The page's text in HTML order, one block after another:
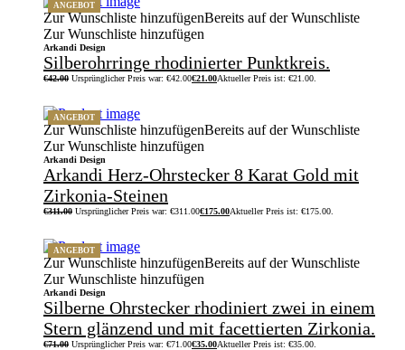
ANGEBOT
Zur Wunschliste hinzufügenBereits auf der Wunschliste
Zur Wunschliste hinzufügen
Arkandi Design
Silberohrringe rhodinierter Punktkreis.
€42.00 Ursprünglicher Preis war: €42.00€21.00Aktueller Preis ist: €21.00.
ANGEBOT
Zur Wunschliste hinzufügenBereits auf der Wunschliste
Zur Wunschliste hinzufügen
Arkandi Design
Arkandi Herz-Ohrstecker 8 Karat Gold mit
Zirkonia-Steinen
€311.00 Ursprünglicher Preis war: €311.00€175.00Aktueller Preis ist: €175.00.
ANGEBOT
Zur Wunschliste hinzufügenBereits auf der Wunschliste
Zur Wunschliste hinzufügen
Arkandi Design
Silberne Ohrstecker rhodiniert zwei in einem
Stern glänzend und mit facettierten Zirkonia.
€71.00 Ursprünglicher Preis war: €71.00€35.00Aktueller Preis ist: €35.00.